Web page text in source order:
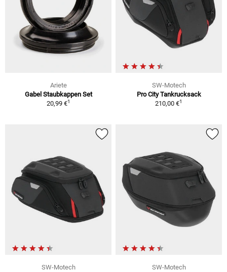
Ariete
Gabel Staubkappen Set
20,99 €1
SW-Motech
Pro City Tankrucksack
210,00 €1
SW-Motech
SW-Motech